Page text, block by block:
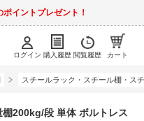
イントプレゼント！
ログイン 購入履歴 閲覧履歴 カート
スチールラック・スチール棚・ス
棚200kg/段 単体 ボルトレス